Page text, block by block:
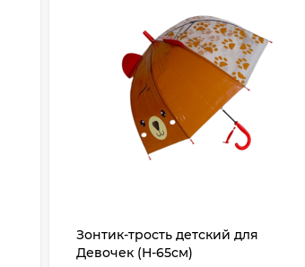
Зонтик-трость детский для
Девочек (Н-65см)